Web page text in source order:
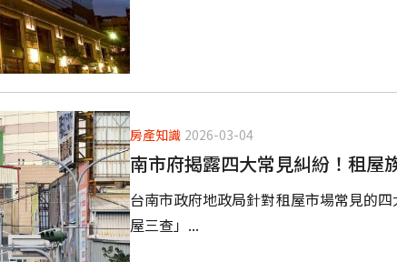
房產知識 2026-03-04
南市府揭露四大常見糾紛！租屋
台南市政府地政局針對租屋市場常見的
屋三查」...